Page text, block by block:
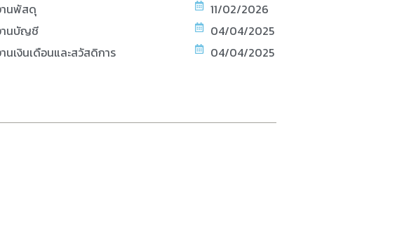
นพัสดุ
11/02/2026
านบัญชี
04/04/2025
นเงินเดือนและสวัสดิการ 04/04/2025